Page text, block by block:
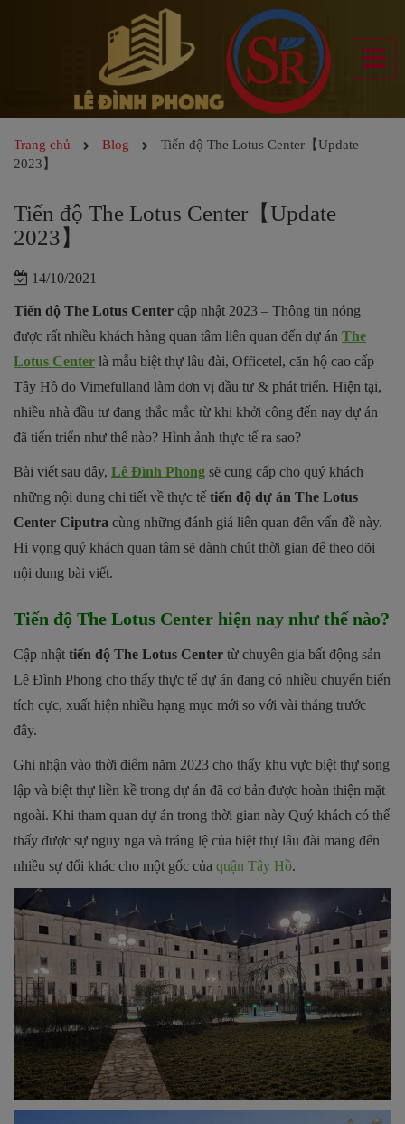
Trang chủ Blog
Tiến độ The Lotus Center【Update
2023】
Tiến độ The Lotus Center【Update
2023】
14/10/2021
Tiến độ The Lotus Center cập nhật 2023 – Thông tin nóng
được rất nhiều khách hàng quan tâm liên quan đến dự án The
Lotus Center là mẫu biệt thự lâu đài, Officetel, căn hộ cao cấp
Tây Hồ do Vimefulland làm đơn vị đầu tư & phát triển. Hiện tại,
nhiều nhà đầu tư đang thắc mắc từ khi khởi công đến nay dự án
đã tiến triển như thế nào? Hình ảnh thực tế ra sao?
Bài viết sau đây, Lê Đình Phong sẽ cung cấp cho quý khách
những nội dung chi tiết về thực tế tiến độ dự án The Lotus
Center Ciputra cùng những đánh giá liên quan đến vấn đề này.
Hi vọng quý khách quan tâm sẽ dành chút thời gian để theo dõi
nội dung bài viết.
Tiến độ The Lotus Center hiện nay như thế nào?
Cập nhật tiến độ The Lotus Center từ chuyên gia bất động sản
Lê Đình Phong cho thấy thực tế dự án đang có nhiều chuyển biến
tích cực, xuất hiện nhiều hạng mục mới so với vài tháng trước
đây.
Ghi nhận vào thời điểm năm 2023 cho thấy khu vực biệt thự song
lập và biệt thự liền kề trong dự án đã cơ bản được hoàn thiện mặt
ngoài. Khi tham quan dự án trong thời gian này Quý khách có thể
thấy được sự nguy nga và tráng lệ của biệt thự lâu đài mang đến
nhiều sự đổi khác cho một gốc của quận Tây Hồ.